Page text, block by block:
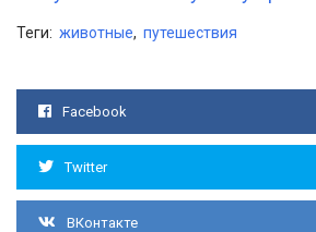
Теги: животные, путешествия
Facebook
Twitter
ВКонтакте